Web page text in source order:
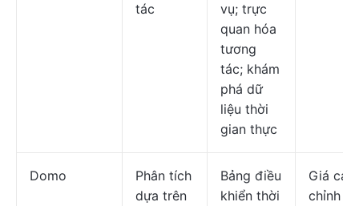
tác
vụ; trực
quan hóa
tương
tác; khám
phá dữ
liệu thời
gian thực
Domo
Phân tích
dựa trên
Bảng điều
khiển thời
Giá cả
chỉnh